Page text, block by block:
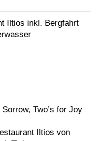
Iltios inkl. Bergfahrt
Two’s for Joy
Iltios von